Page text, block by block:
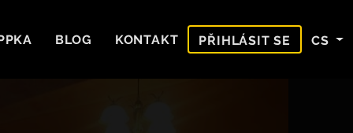
BLOG KONTAKT PŘIHLÁSIT SE CS